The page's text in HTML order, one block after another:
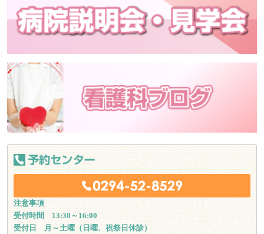
注意事項
受付時間 13:30～16:00
受付日 月～土曜（日曜、祝祭日休診）